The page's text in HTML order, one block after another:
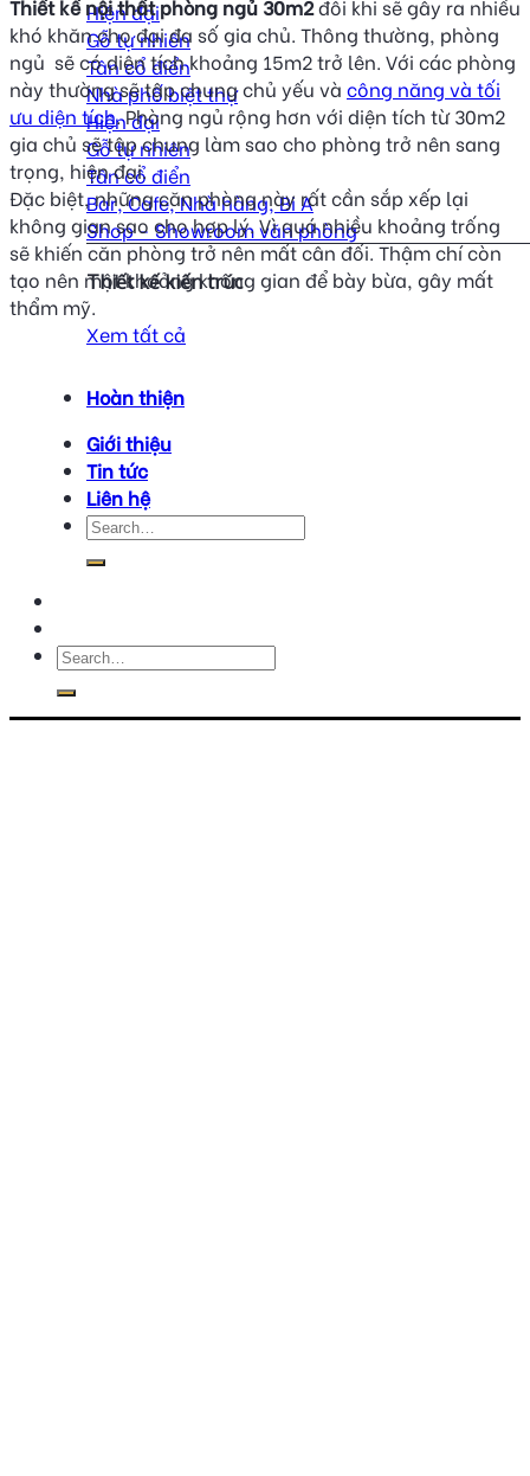
Hiện đại
Gỗ tự nhiên
Tân cổ điển
Nhà phố biệt thự
Hiện đại
Gỗ tự nhiên
Tân cổ điển
Bar, Cafe, Nhà hàng, Bi A
Shop - Showroom văn phòng
Thiết kế kiến trúc
Xem tất cả
Hoàn thiện
Giới thiệu
Tin tức
Liên hệ
Thiết kế nội thất phòng ngủ 30m2đôi khi sẽ gây ra nhiều
khó khăn cho đại đa số gia chủ. Thông thường, phòng
ngủ sẽ có diện tích khoảng 15m2 trở lên. Với các phòng
này thường sẽ tập chung chủ yếu và công năng và tối
ưu diện tích. Phòng ngủ rộng hơn với diện tích từ 30m2
gia chủ sẽ tập chung làm sao cho phòng trở nên sang
trọng, hiện đại.
Đặc biệt, những căn phòng này rất cần sắp xếp lại
không gian sao cho hợp lý. Vì quá nhiều khoảng trống
sẽ khiến căn phòng trở nên mất cân đối. Thậm chí còn
tạo nên một khoảng không gian để bày bừa, gây mất
thẩm mỹ.